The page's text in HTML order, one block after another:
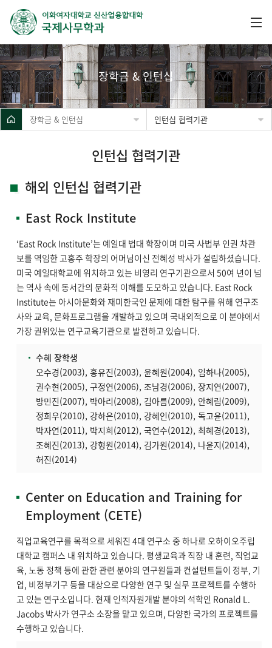
장학금 & 인턴십
장학금 & 인턴십 인턴십 협력기관
인턴십 협력기관
해외 인턴십 협력기관
East Rock Institute
‘East Rock Institute’는 예일대 법대 학장이며 미국 사법부 인권 차관
보를 역임한 고홍주 학장의 어머님이신 전혜성 박사가 설립하셨습니다.
미국 예일대학교에 위치하고 있는 비영리 연구기관으로서 50여 년이 넘
는 역사 속에 동서간의 문화적 이해를 도모하고 있습니다. East Rock
Institute는 아시아문화와 재미한국인 문제에 대한 탐구를 위해 연구조
사와 교육, 문화프로그램을 개발하고 있으며 국내외적으로 이 분야에서
가장 권위있는 연구교육기관으로 발전하고 있습니다.
수혜 장학생
오수경(2003), 홍유진(2003), 윤혜원(2004), 임하나(2005),
권수현(2005), 구정연(2006), 조남경(2006), 장지연(2007),
방민진(2007), 박아리(2008), 김아름(2009), 안혜림(2009),
정희우(2010), 강하은(2010), 강혜인(2010), 독고윤(2011),
박자연(2011), 박지희(2012), 국연수(2012), 최혜경(2013),
조혜진(2013), 강형원(2014), 김가원(2014), 나윤지(2014),
허진(2014)
Center on Education and Training for
Employment (CETE)
직업교육연구를 목적으로 세워진 4대 연구소 중 하나로 오하이오주립
대학교 캠퍼스 내 위치하고 있습니다. 평생교육과 직장 내 훈련, 직업교
육, 노동 정책 등에 관한 관련 분야의 연구원들과 컨설턴트들이 정부, 기
업, 비정부기구 등을 대상으로 다양한 연구 및 실무 프로젝트를 수행하
고 있는 연구소입니다. 현재 인적자원개발 분야의 석학인 Ronald L.
Jacobs 박사가 연구소 소장을 맡고 있으며, 다양한 국가의 프로젝트를
수행하고 있습니다.